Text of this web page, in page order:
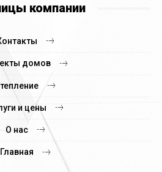
компании
домов
и цены
О нас
Главная